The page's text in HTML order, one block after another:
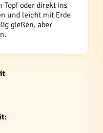
Topf oder direkt ins
und leicht mit Erde
gießen, aber